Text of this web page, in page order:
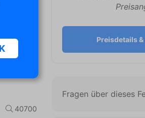
40700
Preisdetails
Fragen über dieses